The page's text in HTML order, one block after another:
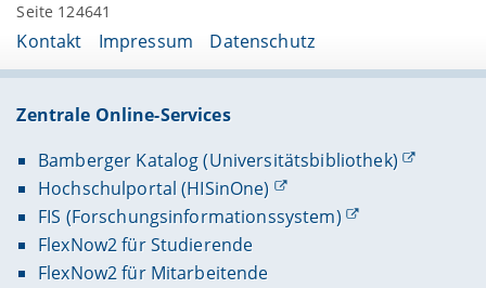
Seite 124641
Kontakt Impressum Datenschutz
Zentrale Online-Services
Bamberger Katalog (Universitätsbibliothek)
Hochschulportal (HISinOne)
FIS (Forschungsinformationssystem)
FlexNow2 für Studierende
FlexNow2 für Mitarbeitende